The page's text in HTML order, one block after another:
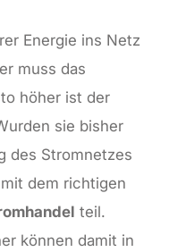
Energie ins Netz
muss das
höher ist der
sie bisher
des Stromnetzes
dem richtigen
teil.
können damit in